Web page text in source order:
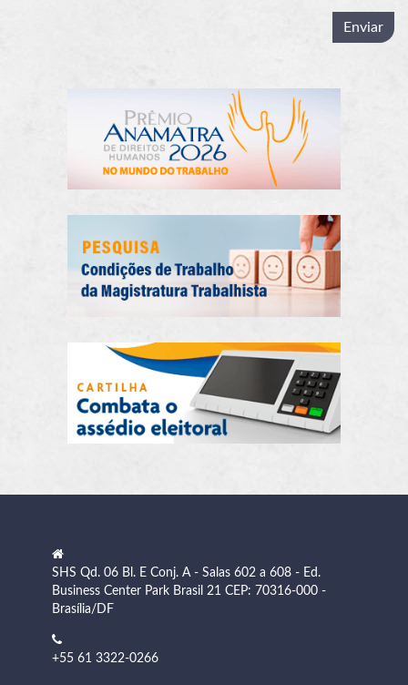
SHS Qd. 06 Bl. E Conj. A - Salas 602 a 608 - Ed.
Business Center Park Brasil 21 CEP: 70316-000 -
Brasília/DF
+55 61 3322-0266